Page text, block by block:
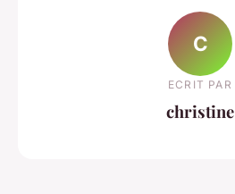
C
ECRIT PAR
christine